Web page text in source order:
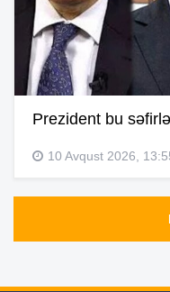
Prezident bu
10 Avqust 2026,